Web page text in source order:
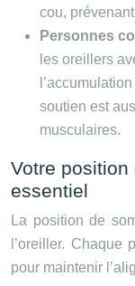
cou,
Personnes
les oreillers
soutien est
musculaires.
Votre
essentiel
La position de
l’oreiller. Chaque
pour maintenir